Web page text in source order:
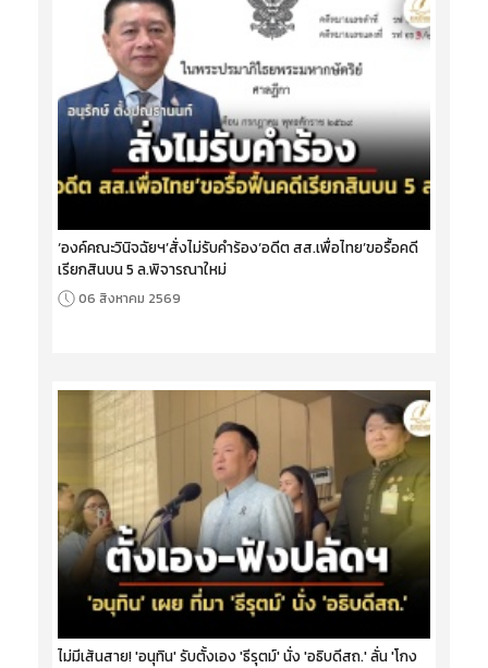
‘องค์คณะวินิจฉัยฯ’สั่งไม่รับคำร้อง‘อดีต สส.เพื่อไทย’ขอรื้อคดี
เรียกสินบน 5 ล.พิจารณาใหม่
06 สิงหาคม 2569
ไม่มีเส้นสาย! 'อนุทิน' รับตั้งเอง 'ธีรุตม์' นั่ง 'อธิบดีสถ.' ลั่น 'โกง